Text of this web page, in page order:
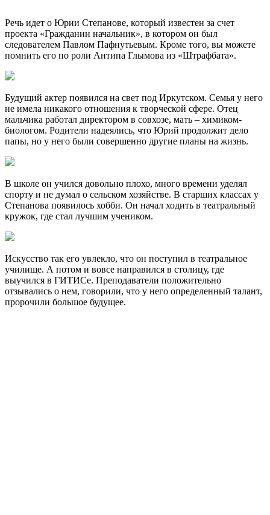
Речь идет о Юрии Степанове, который известен за счет
проекта «Гражданин начальник», в котором он был
следователем Павлом Пафнутьевым. Кроме того, вы можете
помнить его по роли Антипа Глымова из «Штрафбата».
Будущий актер появился на свет под Иркутском. Семья у него
не имела никакого отношения к творческой сфере. Отец
мальчика работал директором в совхозе, мать – химиком-
биологом. Родители надеялись, что Юрий продолжит дело
папы, но у него были совершенно другие планы на жизнь.
В школе он учился довольно плохо, много времени уделял
спорту и не думал о сельском хозяйстве. В старших классах у
Степанова появилось хобби. Он начал ходить в театральный
кружок, где стал лучшим учеником.
Искусство так его увлекло, что он поступил в театральное
училище. А потом и вовсе направился в столицу, где
выучился в ГИТИСе. Преподаватели положительно
отзывались о нем, говорили, что у него определенный талант,
пророчили большое будущее.